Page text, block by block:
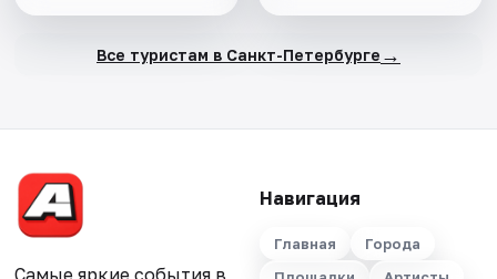
Все туристам в Санкт-Петербурге →
Навигация
Главная
Города